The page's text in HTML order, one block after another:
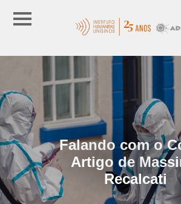
Falando com o
Artigo de
Recalcati